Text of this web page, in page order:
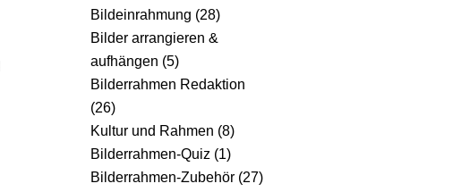
Bildeinrahmung (28)
Bilder arrangieren &
aufhängen (5)
Bilderrahmen Redaktion
(26)
Kultur und Rahmen (8)
Bilderrahmen-Quiz (1)
Bilderrahmen-Zubehör (27)